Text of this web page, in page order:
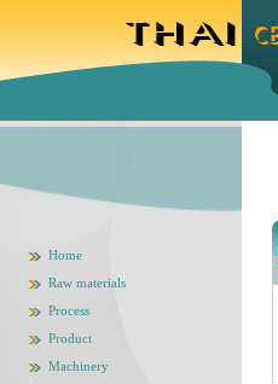
Home
Raw materials
Process
Product
Machinery